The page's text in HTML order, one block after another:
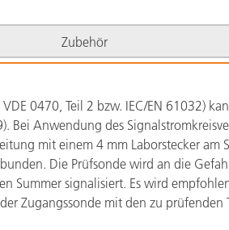
Zubehör
0470, Teil 2 bzw. IEC/EN 61032)
Bei Anwendung des
mit einem 4 mm Laborstecker am
Die Prüfsonde wird an die
Summer signalisiert. Es wird
Zugangssonde mit den zu prüfenden